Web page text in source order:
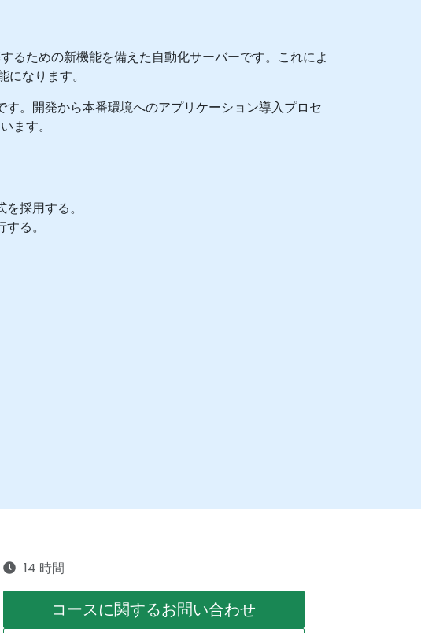
ための新機能を備えた自動化サーバーです。これによ
なります。
。開発から本番環境へのアプリケーション導入プロセ
ます。
採用する。
る。
14 時間
コースに関するお問い合わせ